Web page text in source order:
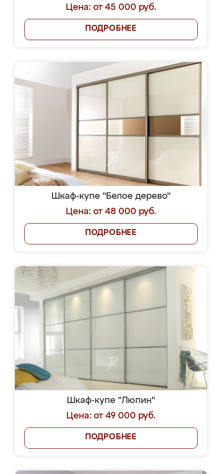
Цена: от 45 000 руб.
ПОДРОБНЕЕ
Шкаф-купе "Белое дерево"
Цена: от 48 000 руб.
ПОДРОБНЕЕ
Шкаф-купе "Люпин"
Цена: от 49 000 руб.
ПОДРОБНЕЕ